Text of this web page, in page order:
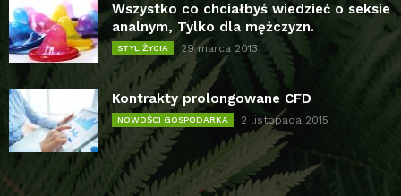
Wszystko co chciałbyś wiedzieć o seksie
analnym, Tylko dla mężczyzn.
STYL ŻYCIA 29 marca 2013
Kontrakty prolongowane CFD
NOWOŚCI GOSPODARKA 2 listopada 2015